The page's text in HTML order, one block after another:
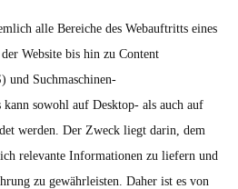
alle Bereiche des Webauftritts eines
Website bis hin zu Content
und Suchmaschinen-
sowohl auf Desktop- als auch auf
werden. Der Zweck liegt darin, dem
relevante Informationen zu liefern und
zu gewährleisten. Daher ist es von